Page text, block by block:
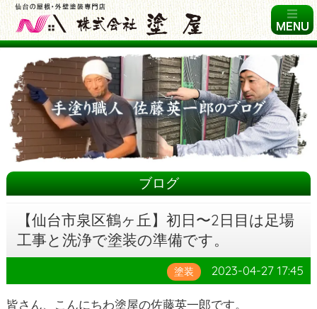
ブログ
【仙台市泉区鶴ヶ丘】初日〜2日目は足場
工事と洗浄で塗装の準備です。
塗装 2023-04-27 17:45
皆さん、こんにちわ塗屋の佐藤英一郎です。